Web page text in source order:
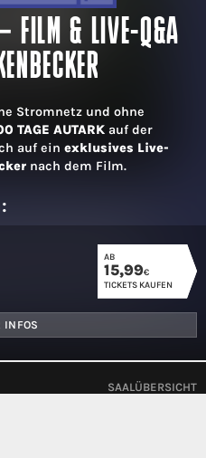
FILM & LIVE-Q&A
Stromnetz und ohne
TAGE AUTARK auf der
auf ein exklusives Live-
nach dem Film.
AB
15,99€
TICKETS KAUFEN
MEHR INFOS
SAALÜBERSICHT